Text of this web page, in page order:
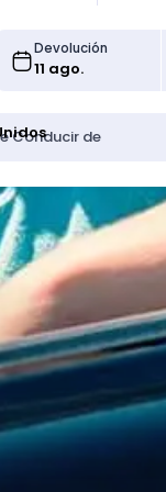
Devolución
Conducir de